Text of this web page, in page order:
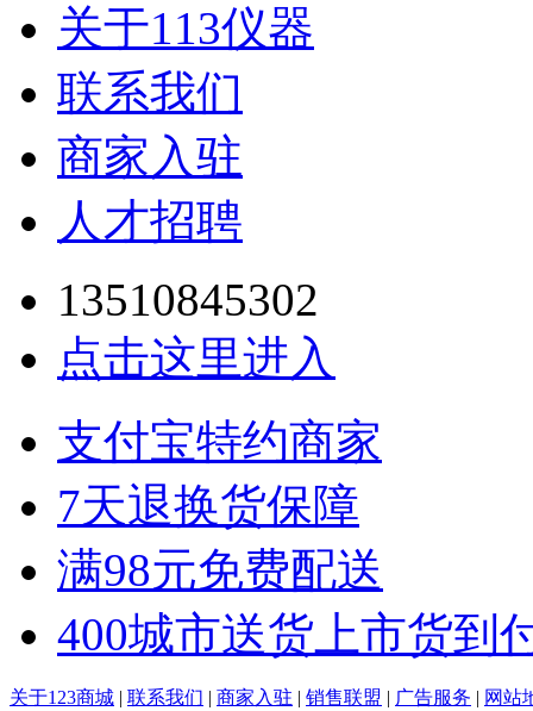
关于113仪器
联系我们
商家入驻
人才招聘
13510845302
点击这里进入
支付宝特约商家
7天退换货保障
满98元免费配送
400城市送货上市货到
关于123商城 | 联系我们 | 商家入驻 | 销售联盟 | 广告服务 | 网站